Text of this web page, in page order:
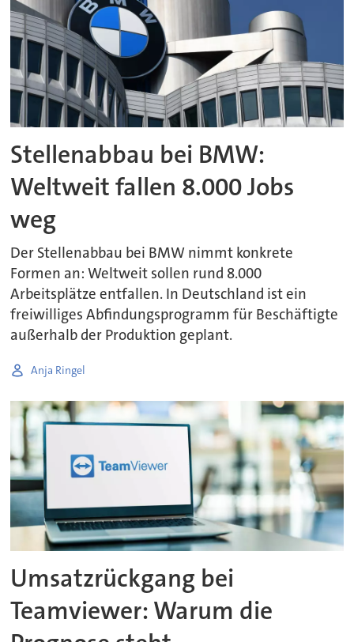
Stellenabbau bei BMW:
Weltweit fallen 8.000 Jobs
weg
Der Stellenabbau bei BMW nimmt konkrete
Formen an: Weltweit sollen rund 8.000
Arbeitsplätze entfallen. In Deutschland ist ein
freiwilliges Abfindungsprogramm für Beschäftigte
außerhalb der Produktion geplant.
Anja Ringel
Umsatzrückgang bei
Teamviewer: Warum die